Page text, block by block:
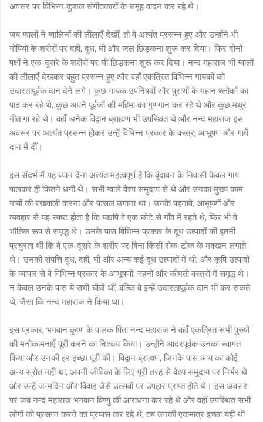
अवसर पर विभिन्न कुशल संगीतकारों के समूह वादन कर रहे थे।
जब ग्वालों ने ग्वालिनों की लीलाएँ देखीं, तो वे अत्यंत प्रसन्न हुए और उन्होंने भी
गोपियों के शरीरों पर दही, दूध, घी और जल छिड़कना शुरू कर दिया। फिर दोनों
पक्षों ने एक-दूसरे के शरीरों पर घी छिड़कना शुरू कर दिया। नन्द महाराज भी ग्वालों
की लीलाएँ देखकर बहुत प्रसन्न हुए और वहाँ एकत्रित विभिन्न गायकों को
उदारतापूर्वक दान देने लगे। कुछ गायक उपनिषदों और पुराणों के महान श्लोकों का
पाठ कर रहे थे, कुछ अपने पूर्वजों की महिमा का गुणगान कर रहे थे और कुछ मधुर
गीत गा रहे थे। वहाँ अनेक विद्वान ब्राह्मण भी उपस्थित थे और नन्द महाराज इस
अवसर पर अत्यंत प्रसन्न होकर उन्हें विभिन्न प्रकार के वस्त्र, आभूषण और गायें
दान में दीं।
इस संदर्भ में यह ध्यान देना अत्यंत महत्वपूर्ण है कि वृंदावन के निवासी केवल गाय
पालकर ही कितने धनी थे। सभी ग्वाले वैश्य समुदाय से थे और उनका मुख्य काम
गायों की रखवाली करना और फसल उगाना था। उनके पहनावे, आभूषणों और
व्यवहार से यह स्पष्ट होता है कि यद्यपि वे एक छोटे से गाँव में रहते थे, फिर भी वे
भौतिक रूप से समृद्ध थे। उनके पास विभिन्न प्रकार के दूध उत्पादों की इतनी
प्रचुरता थी कि वे एक-दूसरे के शरीर पर बिना किसी रोक-टोक के मक्खन लगाते
थे। उनकी संपत्ति दूध, दही, घी और अन्य कई दूध उत्पादों में थी, और कृषि उत्पादों
के व्यापार से वे विभिन्न प्रकार के आभूषणों, गहनों और कीमती वस्त्रों में समृद्ध थे।
न केवल उनके पास ये सभी चीजें थीं, बल्कि वे इन्हें उदारतापूर्वक दान भी कर सकते
थे, जैसा कि नन्द महाराज ने किया था।
इस प्रकार, भगवान कृष्ण के पालक पिता नन्द महाराज ने वहाँ एकत्रित सभी पुरुषों
की मनोकामनाएँ पूरी करने का निश्चय किया। उन्होंने आदरपूर्वक उनका स्वागत
किया और उनकी हर इच्छा पूरी की। विद्वान ब्राह्मण, जिनके पास आय का कोई
अन्य स्रोत नहीं था, अपनी जीविका के लिए पूरी तरह से वैश्य समुदाय पर निर्भर थे
और उन्हें जन्मदिन और विवाह जैसे उत्सवों पर उपहार प्राप्त होते थे। इस अवसर
पर जब नन्द महाराज भगवान विष्णु की आराधना कर रहे थे और वहाँ उपस्थित सभी
लोगों को प्रसन्न करने का प्रयास कर रहे थे, तब उनकी एकमात्र इच्छा यही थी